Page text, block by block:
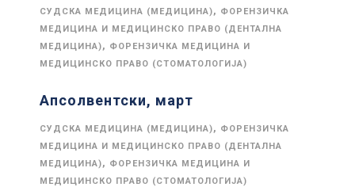
СУДСКА МЕДИЦИНА (МЕДИЦИНА), ФОРЕНЗИЧКА
МЕДИЦИНА И МЕДИЦИНСКО ПРАВО (ДЕНТАЛНА
МЕДИЦИНА), ФОРЕНЗИЧКА МЕДИЦИНА И
МЕДИЦИНСКО ПРАВО (СТОМАТОЛОГИЈА)
Апсолвентски, март
СУДСКА МЕДИЦИНА (МЕДИЦИНА), ФОРЕНЗИЧКА
МЕДИЦИНА И МЕДИЦИНСКО ПРАВО (ДЕНТАЛНА
МЕДИЦИНА), ФОРЕНЗИЧКА МЕДИЦИНА И
МЕДИЦИНСКО ПРАВО (СТОМАТОЛОГИЈА)